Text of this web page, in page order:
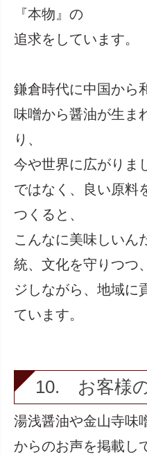
『本物』の
追求をしています。
鎌倉時代に中国から
味噌から醤油が生ま
り、
今や世界に広がりま
ではなく、良い原料
つくると、
こんなに美味しいん
統、文化を守りつつ
ジしながら、地域に
ています。
10. お客様
湯浅醤油や金山寺味
からのお声を掲載し